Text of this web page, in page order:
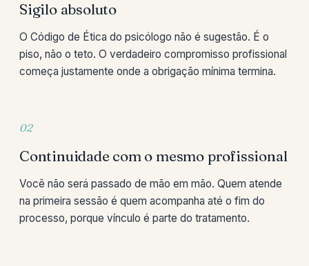
Sigilo absoluto
O Código de Ética do psicólogo não é sugestão. É o
piso, não o teto. O verdadeiro compromisso profissional
começa justamente onde a obrigação mínima termina.
02
Continuidade com o mesmo profissional
Você não será passado de mão em mão. Quem atende
na primeira sessão é quem acompanha até o fim do
processo, porque vínculo é parte do tratamento.